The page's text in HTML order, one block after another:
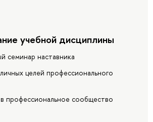
учебной дисциплины
семинар наставника
целей профессионального
профессиональное сообщество